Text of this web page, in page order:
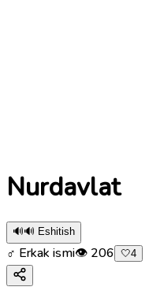
Nurdavlat
🔊🔊 Eshitish
♂ Erkak ismi👁 206 🤍4